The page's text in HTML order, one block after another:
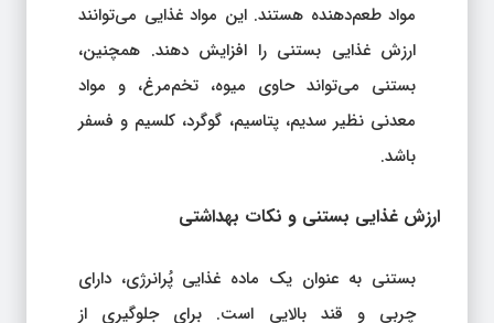
مواد طعم‌دهنده هستند. این مواد غذایی می‌توانند
ارزش غذایی بستنی را افزایش دهند. همچنین،
بستنی می‌تواند حاوی میوه، تخم‌مرغ، و مواد
معدنی نظیر سدیم، پتاسیم، گوگرد، کلسیم و فسفر
باشد.
ارزش غذایی بستنی و نکات بهداشتی
بستنی به عنوان یک ماده غذایی پُرانرژی، دارای
چربی و قند بالایی است. برای جلوگیری از